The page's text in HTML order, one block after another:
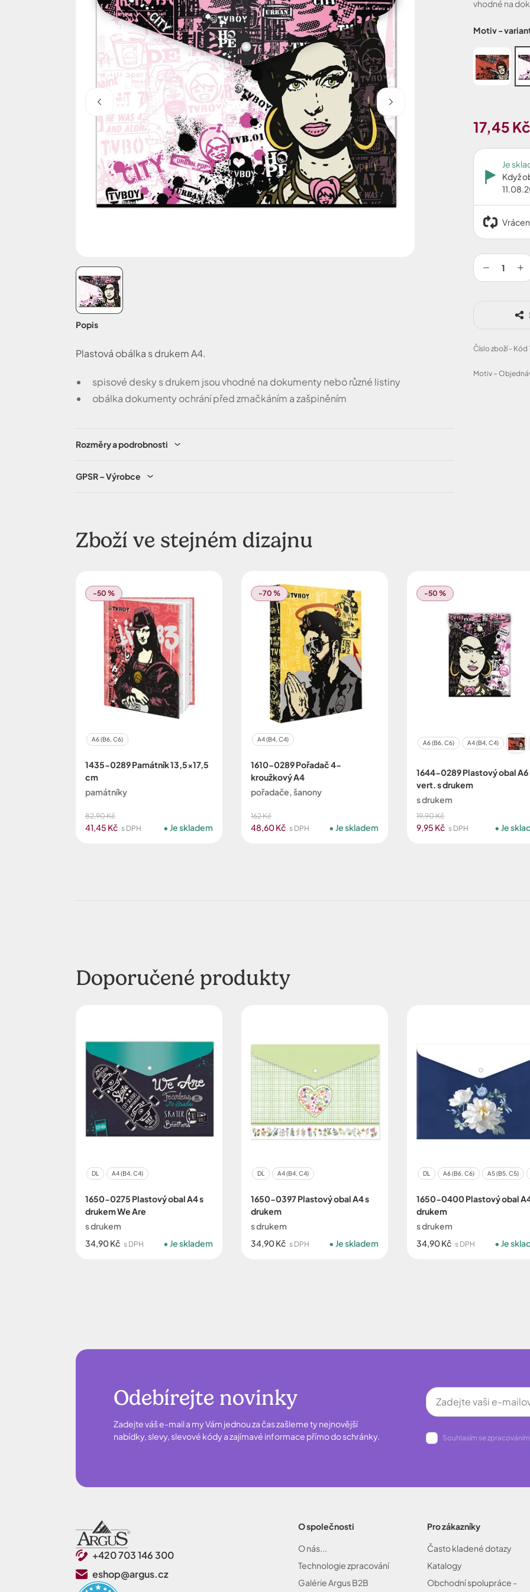
Popis
Plastová obálka s drukem A4.
spisové desky s drukem jsou vhodné na dokumenty nebo různé listiny
obálka dokumenty ochrání před zmačkáním a zašpiněním
Rozměry a podrobnosti
GPSR – Výrobce
vhodné na
Motiv -
17,45 Kč
Je
Když
Číslo zboží - Kód
Motiv –
Zboží ve stejném dizajnu
-50 %
A6 (B6, C6)
1435-0289 Památník 13,5x17,5
cm
památníky
82,90 Kč
41,45 Kč s DPH Je skladem
-70 %
A4 (B4, C4)
1610-0289 Pořadač 4-
kroužkový A4
pořadače, šanony
162 Kč
48,60 Kč s DPH Je skladem
-50 %
A6 (B6, C6) A4 (B4, C4)
1644-0289 Plastový obal A6
vert. s drukem
s drukem
19,90 Kč
9,95 Kč s DPH Je
Doporučené produkty
DL A4 (B4, C4)
1650-0275 Plastový obal A4 s
drukem We Are
s drukem
34,90 Kč s DPH Je skladem
DL A4 (B4, C4)
1650-0397 Plastový obal A4 s
drukem
s drukem
34,90 Kč s DPH Je skladem
DL A6 (B6, C6) A5 (B5, C5)
1650-0400 Plastový obal
drukem
s drukem
34,90 Kč s DPH Je
Odebírejte novinky
Zadejte váš e-mail a my Vám jednou za čas zašleme ty nejnovější
nabídky, slevy, slevové kódy a zajímavé informace přímo do schránky.
Souhlasím se
+420 703 146 300
eshop@argus.cz
O společnosti
O nás...
Technologie zpracování
Galérie Argus B2B
Pro zákazníky
Často kladené dotazy
Katalogy
Obchodní spolupráce -